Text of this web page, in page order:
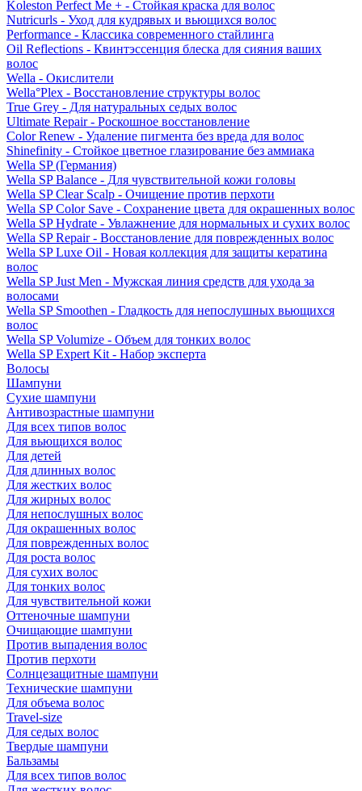
Koleston Perfect Me + - Стойкая краска для волос
Nutricurls - Уход для кудрявых и вьющихся волос
Performance - Классика современного стайлинга
Oil Reflections - Квинтэссенция блеска для сияния ваших
волос
Wella - Окислители
Wella°Plex - Восстановление структуры волос
True Grey - Для натуральных седых волос
Ultimate Repair - Роскошное восстановление
Color Renew - Удаление пигмента без вреда для волос
Shinefinity - Стойкое цветное глазирование без аммиака
Wella SP (Германия)
Wella SP Balance - Для чувствительной кожи головы
Wella SP Clear Scalp - Очищение против перхоти
Wella SP Color Save - Сохранение цвета для окрашенных волос
Wella SP Hydrate - Увлажнение для нормальных и сухих волос
Wella SP Repair - Восстановление для поврежденных волос
Wella SP Luxe Oil - Новая коллекция для защиты кератина
волос
Wella SP Just Men - Мужская линия средств для ухода за
волосами
Wella SP Smoothen - Гладкость для непослушных вьющихся
волос
Wella SP Volumize - Объем для тонких волос
Wella SP Expert Kit - Набор эксперта
Волосы
Шампуни
Сухие шампуни
Антивозрастные шампуни
Для всех типов волос
Для вьющихся волос
Для детей
Для длинных волос
Для жестких волос
Для жирных волос
Для непослушных волос
Для окрашенных волос
Для поврежденных волос
Для роста волос
Для сухих волос
Для тонких волос
Для чувствительной кожи
Оттеночные шампуни
Очищающие шампуни
Против выпадения волос
Против перхоти
Солнцезащитные шампуни
Технические шампуни
Для объема волос
Travel-size
Для седых волос
Твердые шампуни
Бальзамы
Для всех типов волос